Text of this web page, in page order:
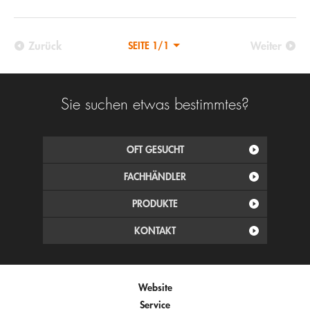
Zurück SEITE 1/1 Weiter
Sie suchen etwas bestimmtes?
OFT GESUCHT
FACHHÄNDLER
PRODUKTE
KONTAKT
Website
Service